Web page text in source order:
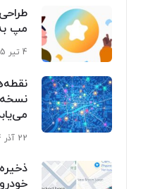
مپ
4 تیر 1405
22 آذر 1404